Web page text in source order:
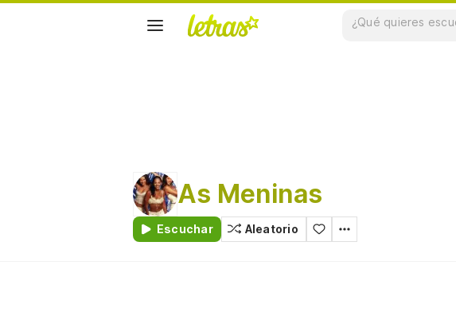
As Meninas
Escuchar Aleatorio